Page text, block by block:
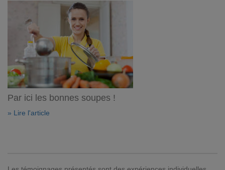
Par ici les bonnes soupes !
» Lire l'article